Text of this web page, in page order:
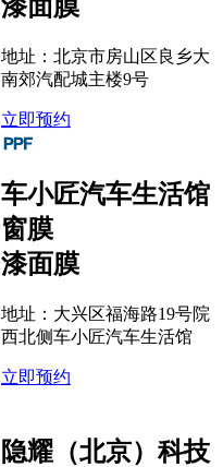
漆面膜
地址：北京市房山区良乡大
南郊汽配城主楼9号
立即预约
车小匠汽车生活馆
窗膜
漆面膜
地址：大兴区福海路19号院
西北侧车小匠汽车生活馆
立即预约
隐耀（北京）科技